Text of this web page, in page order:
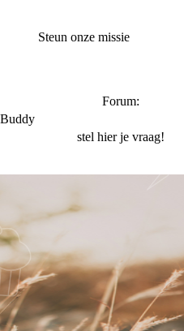
Steun onze missie
Forum:
stel hier je vraag!